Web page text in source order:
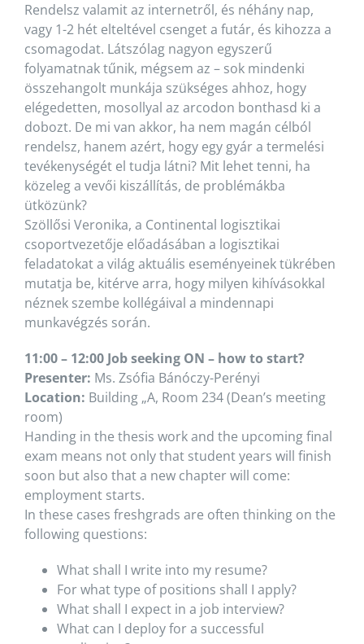
Rendelsz valamit az internetről, és néhány nap,
vagy 1-2 hét elteltével csenget a futár, és kihozza a
csomagodat. Látszólag nagyon egyszerű
folyamatnak tűnik, mégsem az – sok mindenki
összehangolt munkája szükséges ahhoz, hogy
elégedetten, mosollyal az arcodon bonthasd ki a
dobozt. De mi van akkor, ha nem magán célból
rendelsz, hanem azért, hogy egy gyár a termelési
tevékenységét el tudja látni? Mit lehet tenni, ha
közeleg a vevői kiszállítás, de problémákba
ütközünk?
Szöllősi Veronika, a Continental logisztikai
csoportvezetője előadásában a logisztikai
feladatokat a világ aktuális eseményeinek tükrében
mutatja be, kitérve arra, hogy milyen kihívásokkal
néznek szembe kollégáival a mindennapi
munkavégzés során.
11:00 – 12:00 Job seeking ON – how to start?
Presenter: Ms. Zsófia Bánóczy-Perényi
Location: Building „A, Room 234 (Dean’s meeting
room)
Handing in the thesis work and the upcoming final
exam means not only that student years will finish
soon but also that a new chapter will come:
employment starts.
In these cases freshgrads are often thinking on the
following questions:
What shall I write into my resume?
For what type of positions shall I apply?
What shall I expect in a job interview?
What can I deploy for a successful